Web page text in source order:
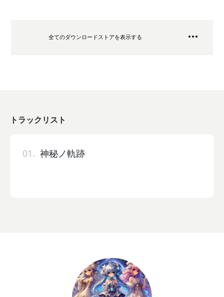
全てのダウンロードストアを表示する
トラックリスト
01. 神秘ノ軌跡